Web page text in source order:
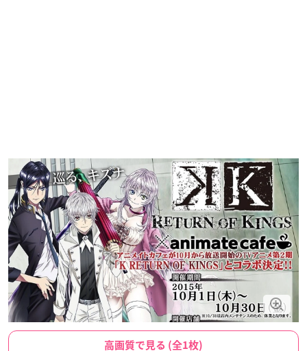
高画質で見る (全1枚)